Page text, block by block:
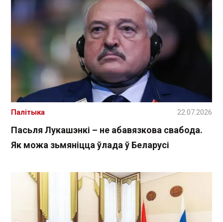
Пасьля Лукашэнкі – не абавязкова свабода.
Як можа зьмяніцца ўлада ў Беларусі
Палітыка 22.07.2026